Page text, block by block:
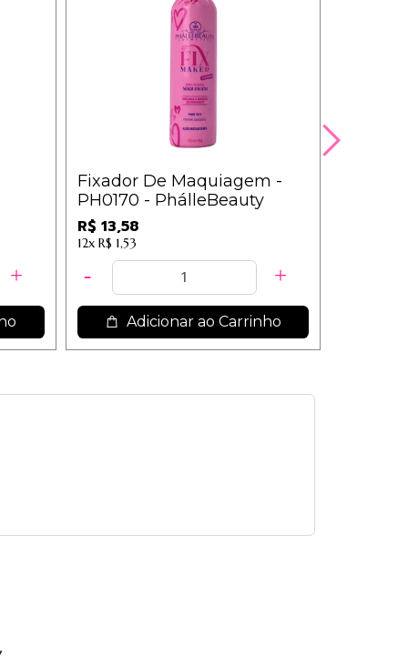
Fixador De Maquiagem -
PH0170 - PhálleBeauty
R$ 13,58
12x R$ 1,53
Adicionar ao Carrinho